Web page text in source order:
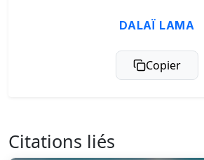
DALAÏ LAMA
Copier
Citations liés